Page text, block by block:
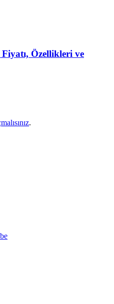
Özellikleri ve
.